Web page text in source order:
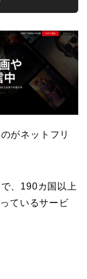
がネットフリ
、190カ国以上
ているサービ